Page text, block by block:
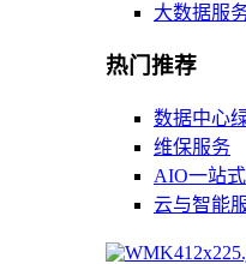
大数据服
热门推荐
数据中心
维保服务
AIO一站
云与智能